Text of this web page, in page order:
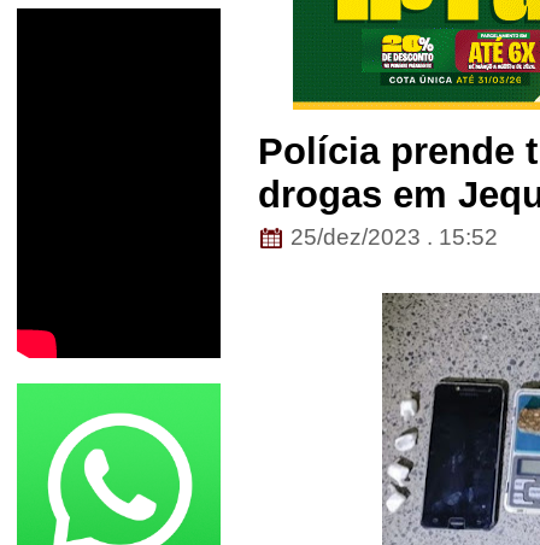
Polícia prende
drogas em
25/dez/2023 . 15:52